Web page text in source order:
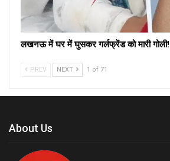
लखनऊ में घर में घुसकर गर्लफ्रेंड को मारी गोली!
PREV NEXT 1 of 71
About Us